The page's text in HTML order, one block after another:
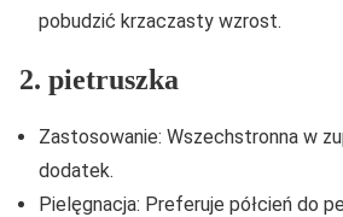
pobudzić krzaczasty wzrost.
2. pietruszka
Zastosowanie: Wszechstronna w
dodatek.
Pielęgnacja: Preferuje półcień do